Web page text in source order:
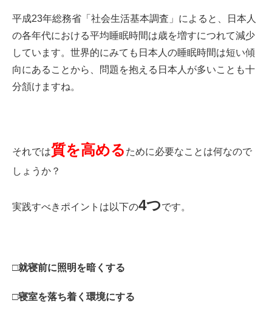
平成23年総務省「社会生活基本調査」によると、日本人
の各年代における平均睡眠時間は歳を増すにつれて減少
しています。世界的にみても日本人の睡眠時間は短い傾
向にあることから、問題を抱える日本人が多いことも十
分頷けますね。
それでは質を高める ために必要なことは何なので
しょうか？
実践すべきポイントは以下の4つです。
□就寝前に照明を暗くする
□寝室を落ち着く環境にする